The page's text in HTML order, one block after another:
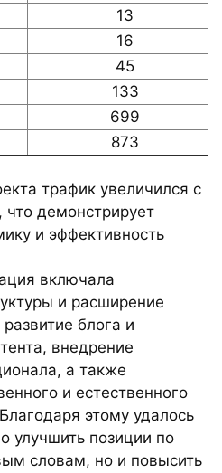
13
16
45
133
699
873
трафик увеличился с
что демонстрирует
и эффективность
включала
и расширение
блога и
внедрение
а также
и естественного
этому удалось
улучшить позиции по
словам, но и повысить